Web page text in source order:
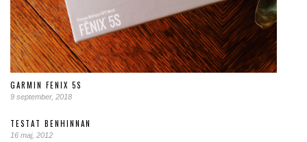
GARMIN FENIX 5S
9 september, 2018
TESTAT BENHINNAN
16 maj, 2012